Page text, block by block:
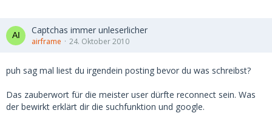
Captchas immer unleserlicher
airframe 24. Oktober 2010
puh sag mal liest du irgendein posting bevor du was schreibst?
Das zauberwort für die meister user dürfte reconnect sein. Was
der bewirkt erklärt dir die suchfunktion und google.